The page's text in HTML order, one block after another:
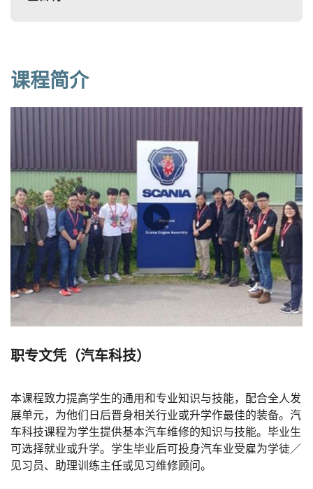
课程简介
职专文凭（汽车科技）
本课程致力提高学生的通用和专业知识与技能，配合全人发
展单元，为他们日后晋身相关行业或升学作最佳的装备。汽
车科技课程为学生提供基本汽车维修的知识与技能。毕业生
可选择就业或升学。学生毕业后可投身汽车业受雇为学徒／
见习员、助理训练主任或见习维修顾问。